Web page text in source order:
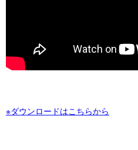
※ダウンロードはこちらから